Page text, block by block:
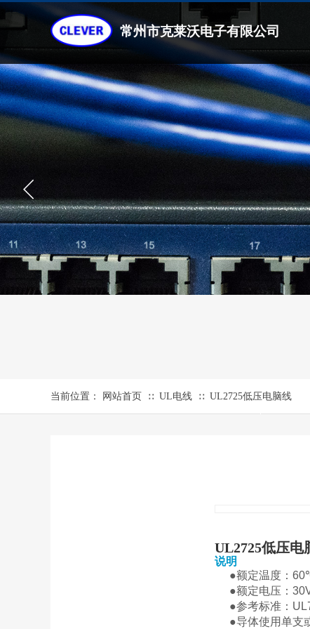
常州市克莱沃电子有限公司
当前位置： 网站首页 ∷ UL电线 ∷ UL2725低压电脑线
UL2725低压电
说明
●额定温度：60
●额定电压：
●参考标准：
●导体使用单支